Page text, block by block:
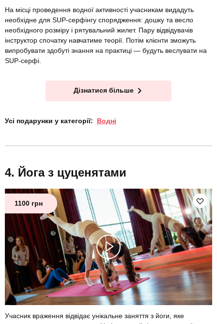
На місці проведення водної активності учасникам видадуть
необхідне для SUP-серфінгу спорядження: дошку та весло
необхідного розміру і рятувальний жилет. Пару відвідувачів
інструктор спочатку навчатиме теорії. Потім клієнти зможуть
випробувати здобуті знання на практиці — будуть веслувати на
SUP-серфі.
Дізнатися більше
Усі подарунки у категорії: Водні
Йога з цуценятами
1100 грн
Учасник враження відвідає унікальне заняття з йоги, яке